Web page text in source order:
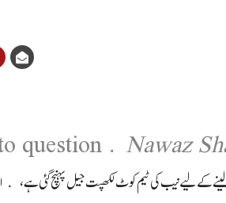
question Nawaz
کے لیے نیب کی ٹیم کوٹ لکھپت جیل پہنچ گئی